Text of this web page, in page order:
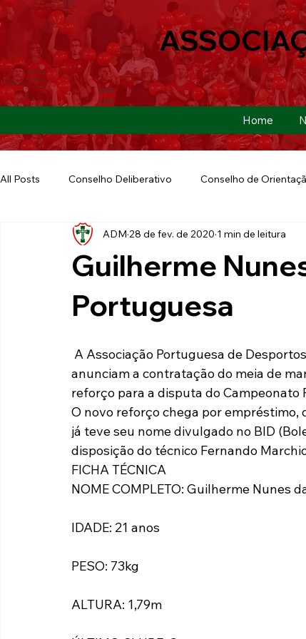
Home
All Posts Conselho Deliberativo Conselho de
Ação Social Futebol Americano Copa São Paulo
Paulista A2 2019 Portuguesas pelo Brasil
Recuperação Judicial
Guilherme
Portuguesa
ADM 28 de fev. de 2020 1 min de leitura
anunciam a contratação do meia de
reforço para a disputa do Campeonato
O novo reforço chega por
já teve seu nome divulgado no BID
disposição do técnico Fernando
FICHA TÉCNICA
NOME COMPLETO: Guilherme Nunes
IDADE: 21 anos
PESO: 73kg
ALTURA: 1,79m